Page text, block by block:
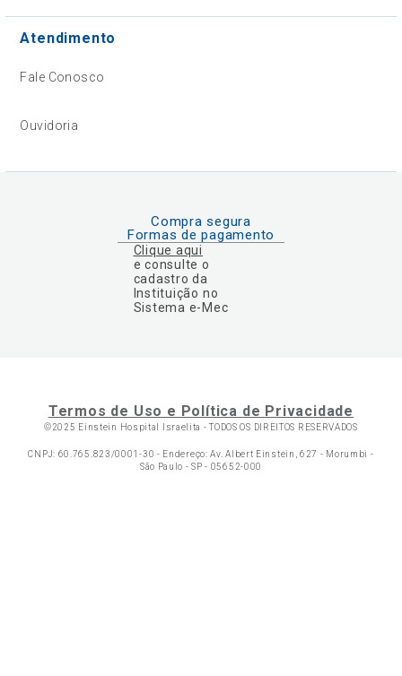
Atendimento
Fale Conosco
Ouvidoria
Compra segura
Formas de pagamento
Clique aqui
e consulte o
cadastro da
Instituição no
Sistema e-Mec
Termos de Uso e Política de Privacidade
©2025 Einstein Hospital Israelita -TODOS OS DIREITOS RESERVADOS
CNPJ: 60.765.823/0001-30 - Endereço: Av. Albert Einstein, 627 - Morumbi -
São Paulo - SP - 05652-000